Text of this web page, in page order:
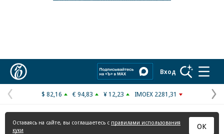
Вход
Предыдущая
страница
$ 82,16 € 94,83 ¥ 12,23 IMOEX 2281,31
Оставаясь на сайте, вы соглашаетесь с правилами использования
куки
ОК